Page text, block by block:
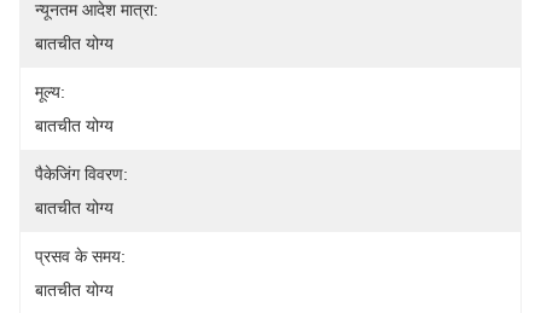
न्यूनतम आदेश मात्रा:
बातचीत योग्य
मूल्य:
बातचीत योग्य
पैकेजिंग विवरण:
बातचीत योग्य
प्रसव के समय:
बातचीत योग्य